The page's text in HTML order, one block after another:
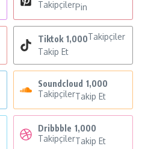
TakipçilerPin
Tiktok 1,000Takipçiler
Takip Et
Soundcloud 1,000
TakipçilerTakip Et
Dribbble 1,000
TakipçilerTakip Et